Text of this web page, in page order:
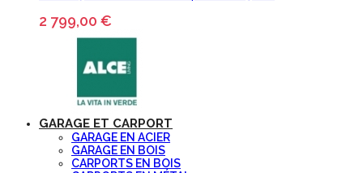
2 799,00 €
GARAGE ET CARPORT
GARAGE EN ACIER
GARAGE EN BOIS
CARPORTS EN BOIS